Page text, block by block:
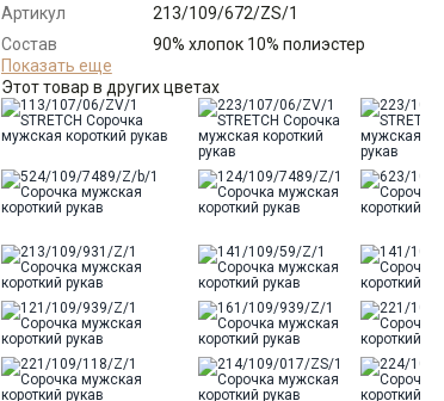
Артикул
213/109/672/ZS/1
Состав
сырья
90% хлопок 10% полиэстер
Бренд
GREG
Модель
Зауженная навыпуск
укороченная с разрезами по
бокам
Цвет
Синий
воротника из ткани компаньона
по косой
Ворот
Французский маленький
Карман
отсутствует
Силуэт
Полуприталенный силуэт /
Regular fit
Показать еще
Этот товар в других цветах